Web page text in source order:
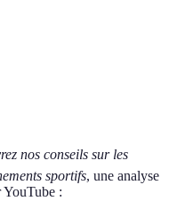
nos conseils sur les
sportifs, une analyse
YouTube :